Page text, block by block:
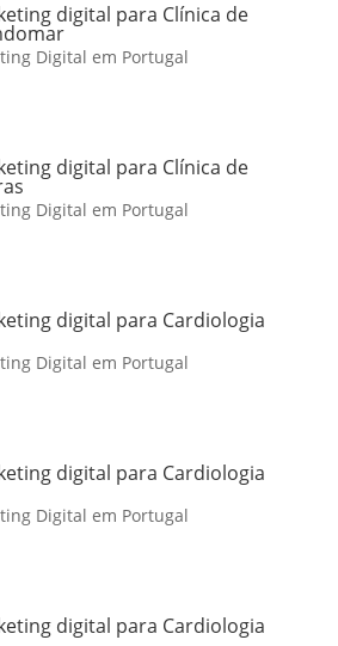
digital para Clínica de
Digital em Portugal
digital para Clínica de
Digital em Portugal
digital para Cardiologia
Digital em Portugal
digital para Cardiologia
Digital em Portugal
digital para Cardiologia